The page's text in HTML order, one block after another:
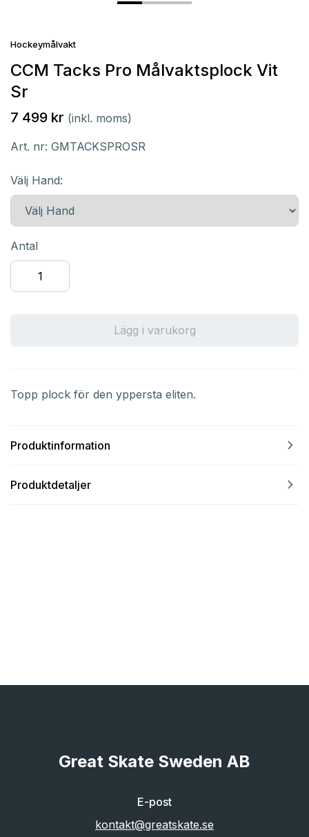
Hockeymålvakt
CCM Tacks Pro Målvaktsplock Vit
Sr
7 499 kr (inkl. moms)
Art. nr: GMTACKSPROSR
Välj Hand:
Antal
Lägg i varukorg
Topp plock för den yppersta eliten.
Produktinformation navigate_next
Produktdetaljer navigate_next
Great Skate Sweden AB
E-post
kontakt@greatskate.se